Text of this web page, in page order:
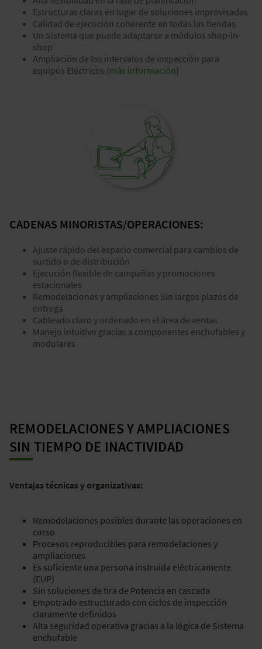
Estructuras claras en lugar de soluciones improvisadas
Calidad de ejecución coherente en todas las tiendas
Un Sistema que puede adaptarse a módulos shop-in-
shop
Ampliación de los intervalos de inspección para
equipos Eléctricos (más información)
CADENAS MINORISTAS/OPERACIONES:
Ajuste rápido del espacio comercial para cambios de
surtido o de distribución
Ejecución flexible de campañas y promociones
estacionales
Remodelaciones y ampliaciones Sin largos plazos de
entrega
Cableado claro y ordenado en el área de ventas
Manejo intuitivo gracias a componentes enchufables y
modulares
REMODELACIONES Y AMPLIACIONES
SIN TIEMPO DE INACTIVIDAD
Ventajas técnicas y organizativas:
Remodelaciones posibles durante las operaciones en
curso
Procesos reproducibles para remodelaciones y
ampliaciones
Es suficiente una persona instruida eléctricamente
(EUP)
Sin soluciones de tira de Potencia en cascada
Empotrado estructurado con ciclos de inspección
claramente definidos
Alta seguridad operativa gracias a la lógica de Sistema
enchufable